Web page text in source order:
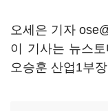
오세은 기자
이 기사는 뉴스
오승훈 산업1부